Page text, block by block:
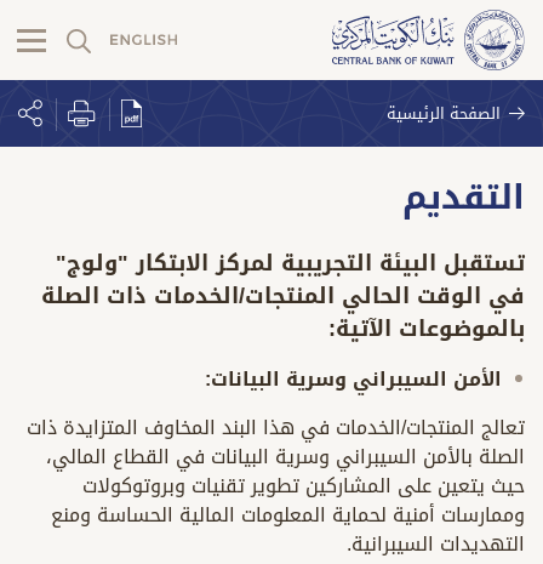
الصفحة الرئيسية
التقديم
تستقبل البيئة التجريبية لمركز الابتكار "ولوج"
في الوقت الحالي المنتجات/الخدمات ذات الصلة
بالموضوعات الآتية:
الأمن السيبراني وسرية البيانات:
تعالج المنتجات/الخدمات في هذا البند المخاوف المتزايدة ذات
الصلة بالأمن السيبراني وسرية البيانات في القطاع المالي،
حيث يتعين على المشاركين تطوير تقنيات وبروتوكولات
وممارسات أمنية لحماية المعلومات المالية الحساسة ومنع
التهديدات السيبرانية.